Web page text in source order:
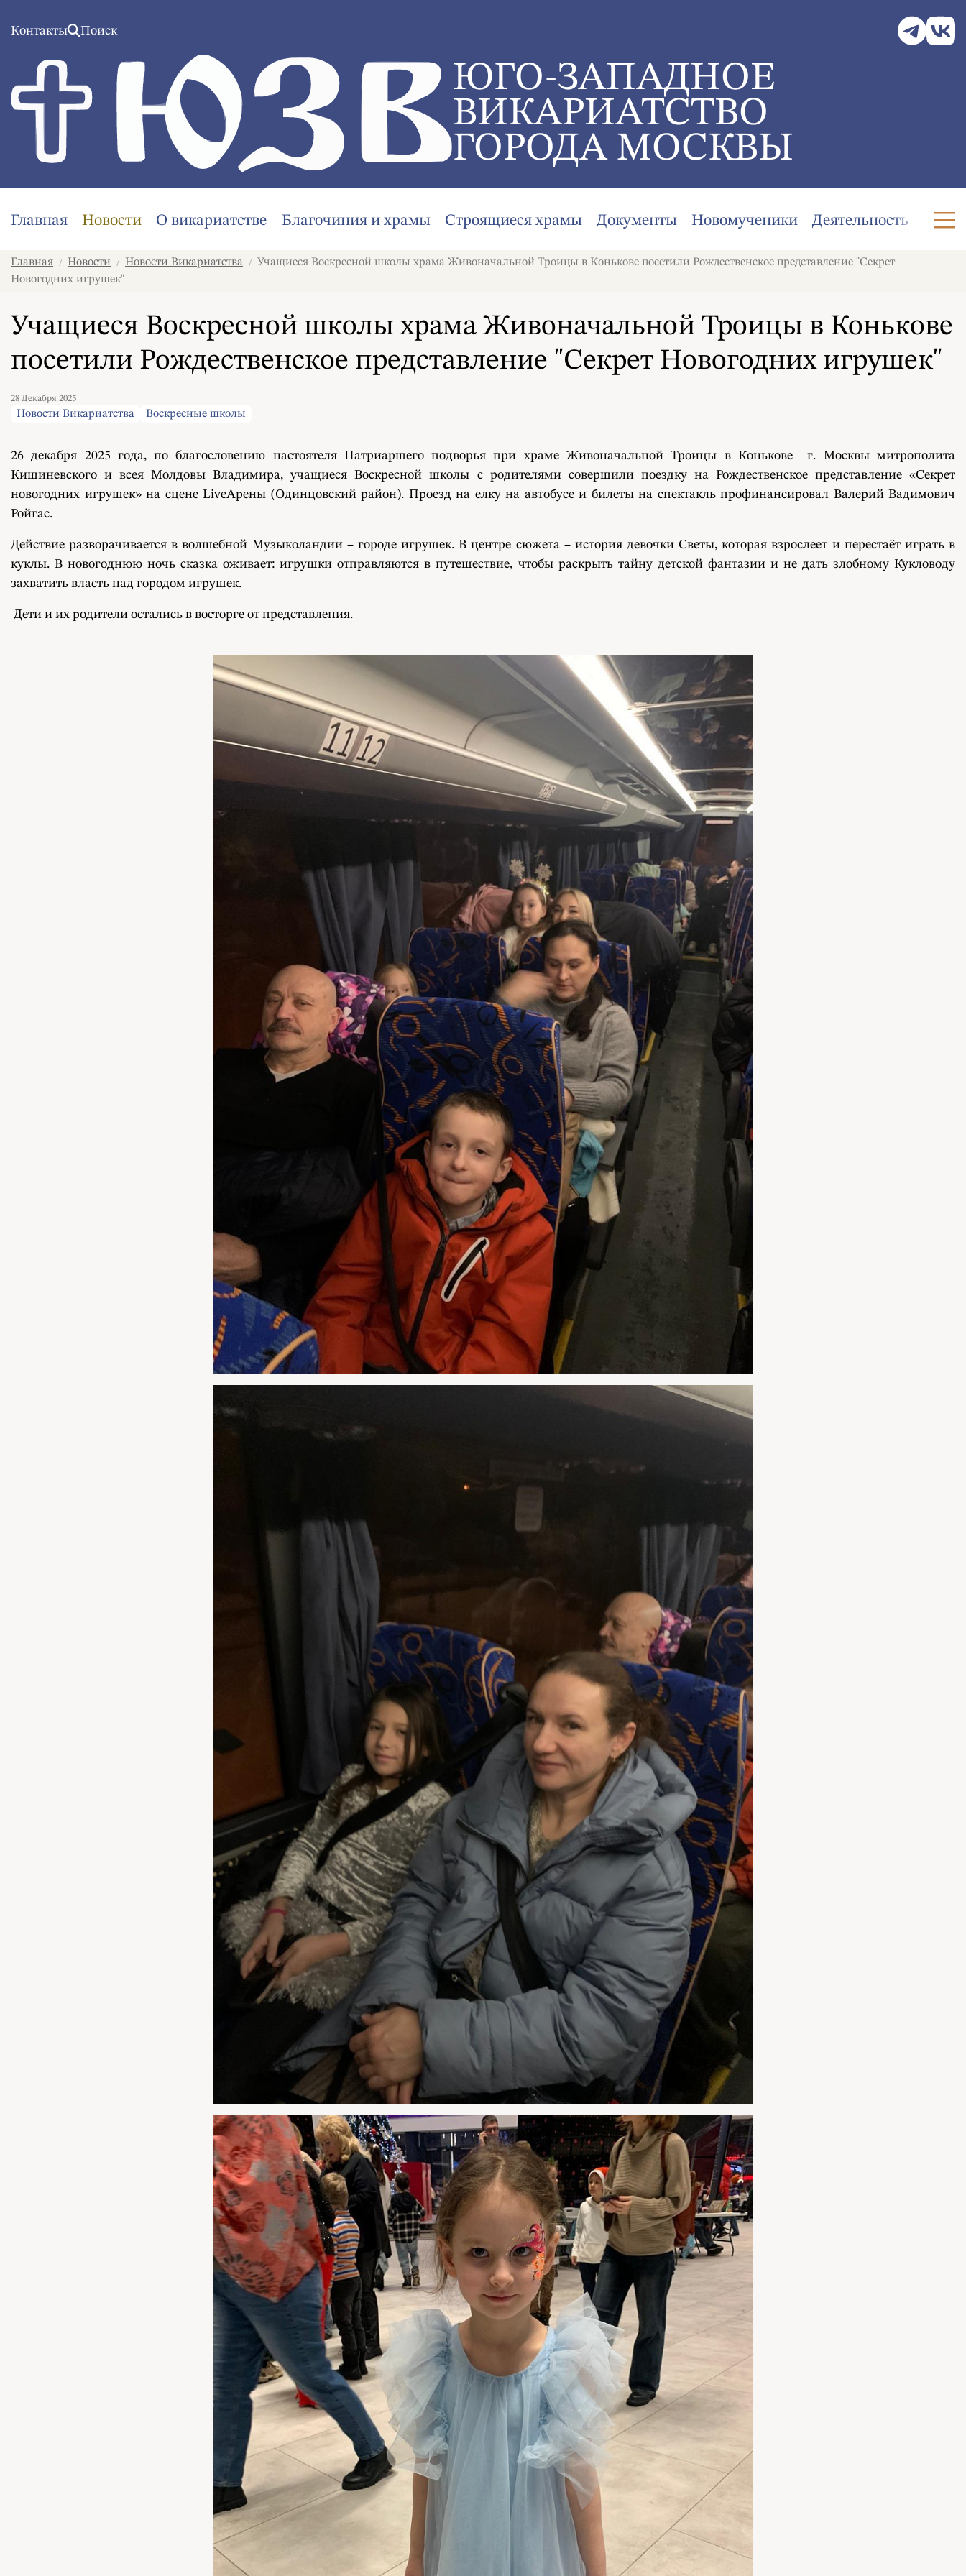
Контакты Поиск
ЮГО-ЗАПАДНОЕ
ВИКАРИАТСТВО
ГОРОДА МОСКВЫ
Главная Новости О викариатстве Благочиния и храмы Строящиеся храмы Документы Новомученики Деятельность
Главная / Новости / Новости Викариатства /
Учащиеся Воскресной школы храма Живоначальной Троицы в Конькове посетили Рождественское представление "Секрет
Новогодних игрушек"
Учащиеся Воскресной школы храма Живоначальной Троицы в Конькове
посетили Рождественское представление "Секрет Новогодних игрушек"
28 Декабря 2025
Новости Викариатства Воскресные школы
26 декабря 2025 года, по благословению настоятеля Патриаршего подворья при храме Живоначальной Троицы в Конькове г. Москвы митрополита
Кишиневского и всея Молдовы Владимира, учащиеся Воскресной школы с родителями совершили поездку на Рождественское представление «Секрет
новогодних игрушек» на сцене LiveАрены (Одинцовский район). Проезд на елку на автобусе и билеты на спектакль профинансировал Валерий Вадимович
Ройгас.
Действие разворачивается в волшебной Музыколандии – городе игрушек. В центре сюжета – история девочки Светы, которая взрослеет и перестаёт играть в
куклы. В новогоднюю ночь сказка оживает: игрушки отправляются в путешествие, чтобы раскрыть тайну детской фантазии и не дать злобному Кукловоду
захватить власть над городом игрушек.
Дети и их родители остались в восторге от представления.